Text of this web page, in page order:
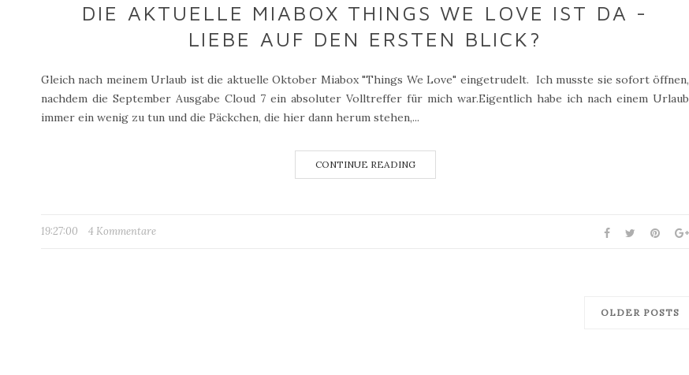
DIE AKTUELLE MIABOX THINGS WE LOVE IST DA -
LIEBE AUF DEN ERSTEN BLICK?
Gleich nach meinem Urlaub ist die aktuelle Oktober Miabox "Things We Love" eingetrudelt. Ich musste sie sofort öffnen,
nachdem die September Ausgabe Cloud 7 ein absoluter Volltreffer für mich war.Eigentlich habe ich nach einem Urlaub
immer ein wenig zu tun und die Päckchen, die hier dann herum stehen,...
CONTINUE READING
19:27:00 4 Kommentare
OLDER POSTS